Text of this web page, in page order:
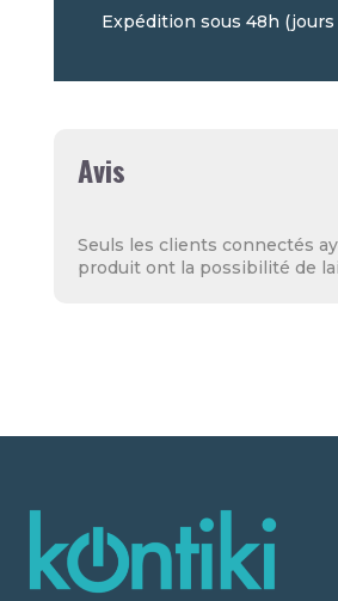
Expédition sous 48h (jours
Avis
Seuls les clients connectés
produit ont la possibilité de